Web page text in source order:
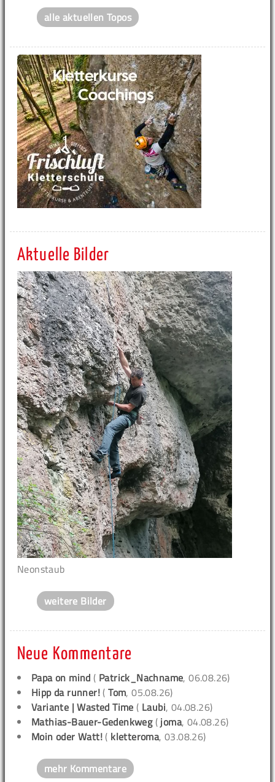
alle aktuellen Topos
Aktuelle Bilder
Neonstaub
weitere Bilder
Neue Kommentare
Papa on mind ( Patrick_Nachname, 06.08.26)
Hipp da runner! (Tom, 05.08.26)
Variante | Wasted Time ( Laubi, 04.08.26)
Mathias-Bauer-Gedenkweg( joma, 04.08.26)
Moin oder Watt! ( kletteroma, 03.08.26)
mehr Kommentare